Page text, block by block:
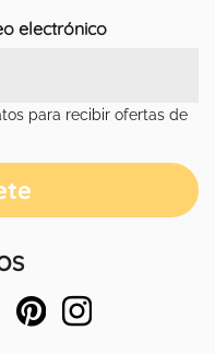
electrónico
para recibir ofertas de